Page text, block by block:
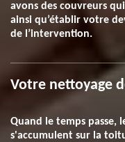
avons des couvreurs
ainsi qu’établir votre
de l’intervention.
Votre nettoyage
Quand le temps passe,
s'accumulent sur la